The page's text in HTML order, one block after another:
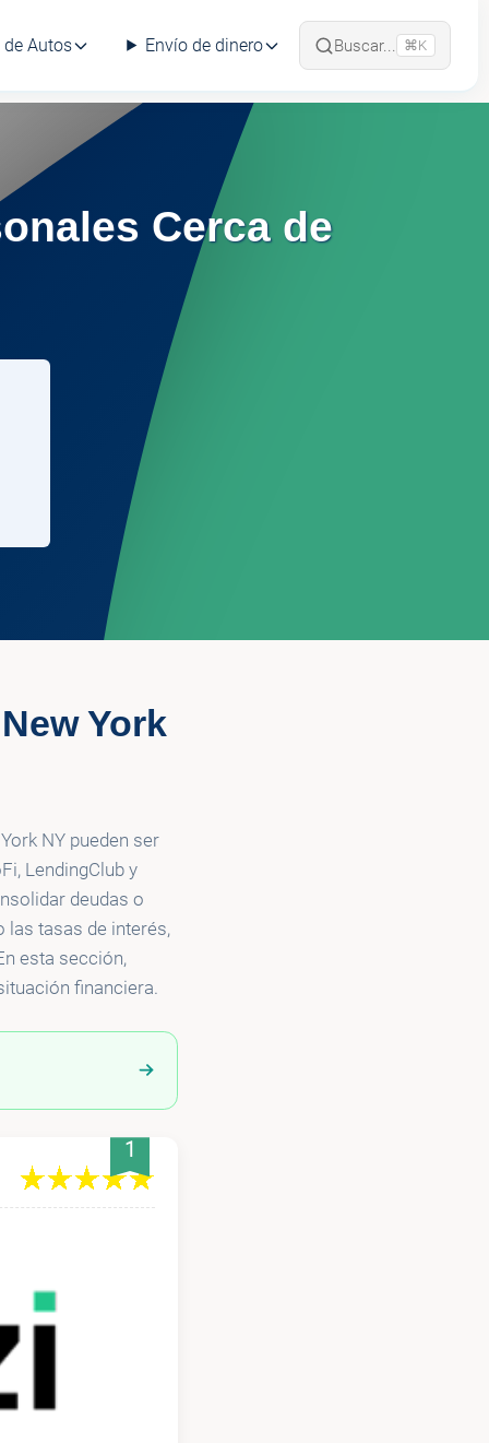
de Autos Envío de dinero Buscar... ⌘K
Cerca de
York
NY pueden ser
LendingClub y
deudas o
tasas de interés,
esta sección,
financiera.
1